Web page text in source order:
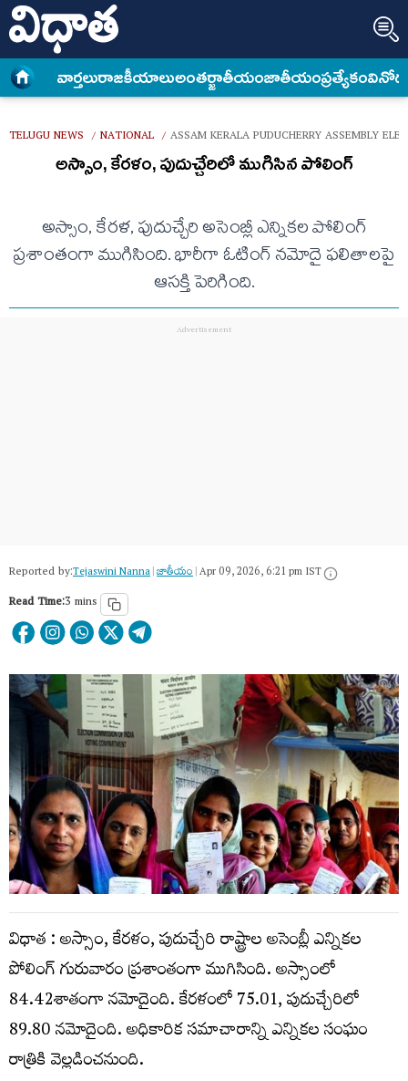
వార్త‌లురాజకీయాలుఅంత‌ర్జాతీయంజాతీయంప్రత్యేకం
TELUGU NEWS / NATIONAL / ASSAM KERALA PUDUCHERRY ASSEMBLY
అస్సాం, కేరళం, పుదుచ్చేరిలో ముగిసిన పోలింగ్
అస్సాం, కేరళ, పుదుచ్చేరి అసెంబ్లీ ఎన్నికల పోలింగ్
ప్రశాంతంగా ముగిసింది. భారీగా ఓటింగ్ నమోదై ఫలితాలపై
ఆసక్తి పెరిగింది.
Reported by:Tejaswini Nanna|జాతీయం|Apr 09, 2026, 6:21 pm IST
Read Time:3 mins
విధాత : అస్సాం, కేరళం, పుదుచ్చేరి రాష్ట్రాల అసెంబ్లీ ఎన్నికల
పోలింగ్ గురువారం ప్రశాంతంగా ముగిసింది. అస్సాంలో
84.42శాతంగా నమోదైంది. కేరళంలో 75.01, పుదుచ్చేరిలో
89.80 నమోదైంది. అధికారిక సమాచారాన్ని ఎన్నికల సంఘం
రాత్రికి వెల్లడించనుంది.